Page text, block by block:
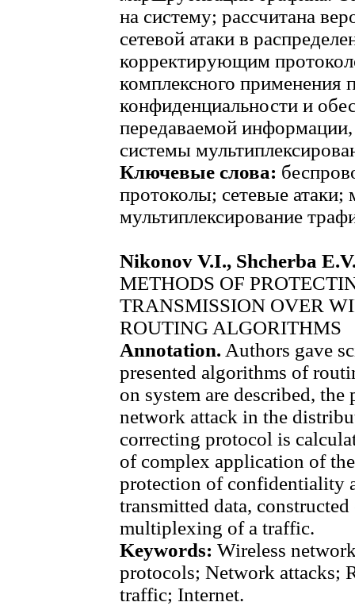
на систему; рассчитана
сетевой атаки в
корректирующим
комплексного применения
конфиденциальности и
передаваемой
системы
Ключевые слова:
протоколы; сетевые
мультиплексирование
Nikonov V.I., Shcherba
METHODS OF
TRANSMISSION OVER
ROUTING ALGORITHMS
Annotation. Authors gave
presented algorithms of
on system are described,
network attack in the
correcting protocol is
of complex application of
protection of confidentiality
transmitted data,
multiplexing of a traffic.
Keywords: Wireless
protocols; Network attacks;
traffic; Internet.